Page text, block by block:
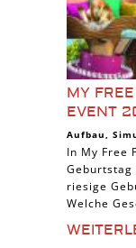
MY
EVENT
Aufbau,
In My Free
riesige
Welche